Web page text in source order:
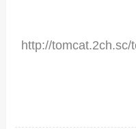
http://